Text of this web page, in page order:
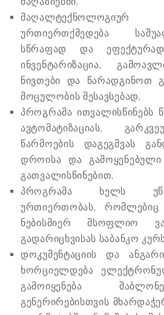
მაღალტექნოლოგიურ
ურთიერთქმედება
სწრაფად და
ინვენტარიზაცია,
ნივთები და წარადგინოთ
მოცულობის შესავსებად;
პროგრამა ითვალისწინებს
ავტომატიზაციას,
წარმოების დაგეგმვას
დროისა და გამოყენებული
გათვალისწინებით;
პროგრამა ხელს
ურთიერთობას, რომლებიც
ნებისმიერ მსოფლიო
გადარიცხვისას საბანკო
დოკუმენტაციის და
ხორციელდება
გამოიყენება
გენერირებისთვის